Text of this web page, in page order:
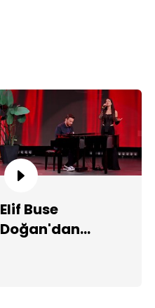
Elif Buse
Doğan'dan